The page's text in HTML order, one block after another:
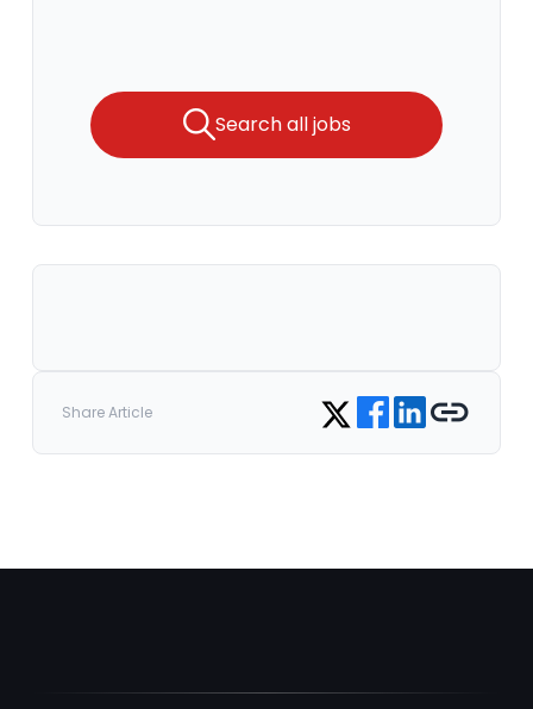
Search all jobs
Share Article Share on Twitter
Share on Facebook
Share on LinkedIn
Copy link